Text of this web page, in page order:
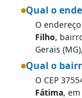
Qual o
O
Filho,
Gerais
Qual o
O CEP
Fátima,